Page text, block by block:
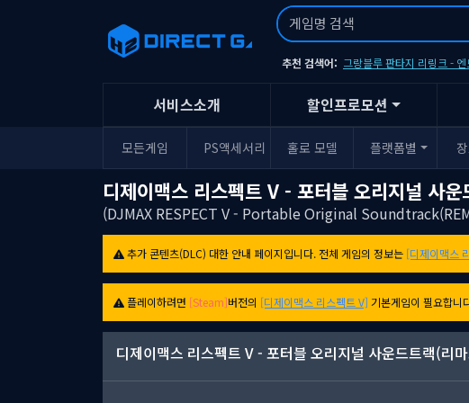
추천 검색어: 그랑블루 판타지 리링크 -
서비스소개 할인프로모션
모든게임 PS액세서리 홀로 모델 플랫폼별
디제이맥스 리스펙트 V - 포터블 오리지널 사
(DJMAX RESPECT V - Portable Original
추가 콘텐츠(DLC) 대한 안내 페이지입니다. 전체 게임의 정보는 [디제이맥스
플레이하려면 [Steam]버전의 [디제이맥스 리스펙트 V] 기본게임이 필요합니
디제이맥스 리스펙트 V - 포터블 오리지널 사운드트랙(리